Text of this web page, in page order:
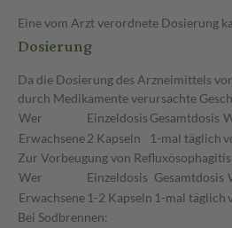
Eine vom Arzt verordnete Dosierung
Dosierung
Da die Dosierung des Arzneimittels
durch Medikamente verursachte
Wer
Einzeldosis Gesamtdosis
Erwachsene2 Kapseln 1-mal täglich
Zur Vorbeugung von
Wer
Einzeldosis Gesamtdosis
Erwachsene 1-2 Kapseln 1-mal täglich
Bei Sodbrennen: